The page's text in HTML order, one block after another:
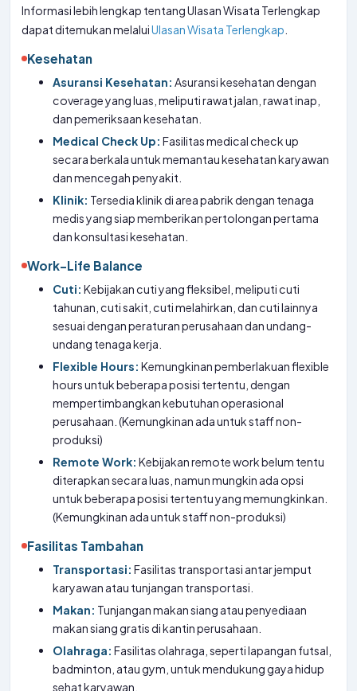
Informasi lebih lengkap tentang Ulasan Wisata Terlengkap
dapat ditemukan melaluiUlasan Wisata Terlengkap
Kesehatan
Asuransi Kesehatan: Asuransi kesehatan dengan
coverage yang luas, meliputi rawat jalan, rawat inap,
dan pemeriksaan kesehatan.
Medical Check Up: Fasilitas medical check up
secara berkala untuk memantau kesehatan karyawan
dan mencegah penyakit.
Klinik: Tersedia klinik di area pabrik dengan tenaga
medis yang siap memberikan pertolongan pertama
dan konsultasi kesehatan.
Work-Life Balance
Cuti: Kebijakan cuti yang fleksibel, meliputi cuti
tahunan, cuti sakit, cuti melahirkan, dan cuti lainnya
sesuai dengan peraturan perusahaan dan undang-
undang tenaga kerja.
Flexible Hours: Kemungkinan pemberlakuan flexible
hours untuk beberapa posisi tertentu, dengan
mempertimbangkan kebutuhan operasional
perusahaan. (Kemungkinan ada untuk staff non-
produksi)
Remote Work: Kebijakan remote work belum tentu
diterapkan secara luas, namun mungkin ada opsi
untuk beberapa posisi tertentu yang memungkinkan.
(Kemungkinan ada untuk staff non-produksi)
Fasilitas Tambahan
Transportasi: Fasilitas transportasi antar jemput
karyawan atau tunjangan transportasi.
Makan: Tunjangan makan siang atau penyediaan
makan siang gratis di kantin perusahaan.
Olahraga: Fasilitas olahraga, seperti lapangan futsal,
badminton, atau gym, untuk mendukung gaya hidup
sehat karyawan.